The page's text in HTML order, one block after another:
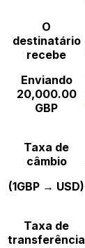
O
destinatário
recebe
Enviando
20,000.00
GBP
Taxa de
câmbio
(1GBP → USD)
Taxa de
transferência